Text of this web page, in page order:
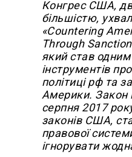
Конгрес США,
більшістю,
«Countering
Through
який став
інструментів
політиці рф та
Америки. Закон
серпня 2017
законів США,
правової
ігнорувати